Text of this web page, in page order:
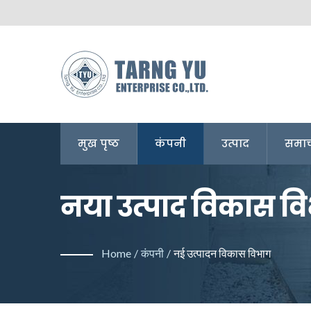
मुख पृष्ठ कंपनी उत्पाद
नया उत्पाद विकास
निर्माता | Tarng
Home / कंपनी / नई उत्पादन विकास विभाग